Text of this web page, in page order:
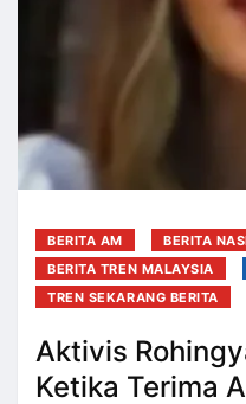
BERITA AM BERITA
BERITA TREN MALAYSIA
TREN SEKARANG BERITA
Aktivis
Ketika Terima